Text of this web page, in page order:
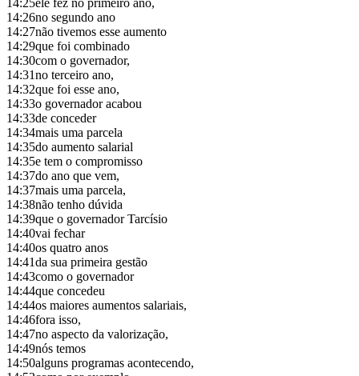
14:25ele fez no primeiro ano,
14:26no segundo ano
14:27não tivemos esse aumento
14:29que foi combinado
14:30com o governador,
14:31no terceiro ano,
14:32que foi esse ano,
14:33o governador acabou
14:33de conceder
14:34mais uma parcela
14:35do aumento salarial
14:35e tem o compromisso
14:37do ano que vem,
14:37mais uma parcela,
14:38não tenho dúvida
14:39que o governador Tarcísio
14:40vai fechar
14:40os quatro anos
14:41da sua primeira gestão
14:43como o governador
14:44que concedeu
14:44os maiores aumentos salariais,
14:46fora isso,
14:47no aspecto da valorização,
14:49nós temos
14:50alguns programas acontecendo,